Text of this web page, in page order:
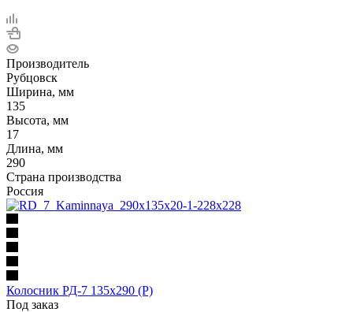
Производитель
Рубцовск
Ширина, мм
135
Высота, мм
17
Длина, мм
290
Страна производства
Россия
Колосник РД-7 135х290 (Р)
Под заказ